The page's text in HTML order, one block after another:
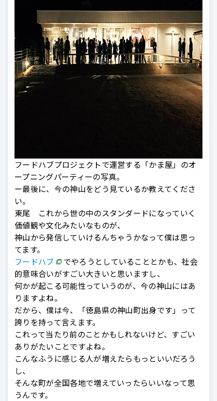
フードハブプロジェクトで運営する「かま屋」のオ
ープニングパーティーの写真。
ー最後に、今の神山をどう見ているか教えてくださ
い。
東尾 これから世の中のスタンダードになっていく
価値観や文化みたいなものが、
神山から発信していけるんちゃうかなって僕は思っ
てます。
フードハブ
でやろうとしていることとかも、社会
的意味合いがすごい大きいと思いますし、
何かが起こる可能性っていうのが、今の神山にはあ
りますよね。
だから、僕は今、「徳島県の神山町出身です」って
誇りを持って言えます。
これって当たり前のことかもしれないけど、すごい
ありがたいことですよね。
こんなふうに感じる人が増えたらもっといいだろう
し、
そんな町が全国各地で増えていったらいいなって思
うんです。